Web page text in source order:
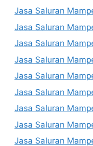
Jasa Saluran
Jasa Saluran
Jasa Saluran
Jasa Saluran
Jasa Saluran
Jasa Saluran
Jasa Saluran
Jasa Saluran
Jasa Saluran